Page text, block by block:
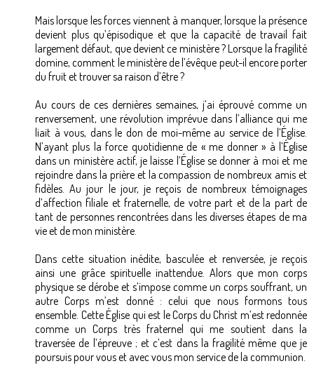
Mais lorsque les forces viennent à manquer, lorsque la présence
devient plus qu’épisodique et que la capacité de travail fait
largement défaut, que devient ce ministère ? Lorsque la fragilité
domine, comment le ministère de l’évêque peut-il encore porter
du fruit et trouver sa raison d’être ?
Au cours de ces dernières semaines, j’ai éprouvé comme un
renversement, une révolution imprévue dans l’alliance qui me
liait à vous, dans le don de moi-même au service de l’Église.
N’ayant plus la force quotidienne de « me donner » à l’Église
dans un ministère actif, je laisse l’Église se donner à moi et me
rejoindre dans la prière et la compassion de nombreux amis et
fidèles. Au jour le jour, je reçois de nombreux témoignages
d’affection filiale et fraternelle, de votre part et de la part de
tant de personnes rencontrées dans les diverses étapes de ma
vie et de mon ministère.
Dans cette situation inédite, basculée et renversée, je reçois
ainsi une grâce spirituelle inattendue. Alors que mon corps
physique se dérobe et s’impose comme un corps souffrant, un
autre Corps m’est donné : celui que nous formons tous
ensemble. Cette Église qui est le Corps du Christ m’est redonnée
comme un Corps très fraternel qui me soutient dans la
traversée de l’épreuve ; et c’est dans la fragilité même que je
poursuis pour vous et avec vous mon service de la communion.